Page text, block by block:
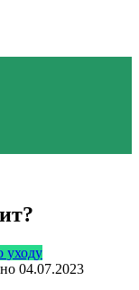
уходу
04.07.2023